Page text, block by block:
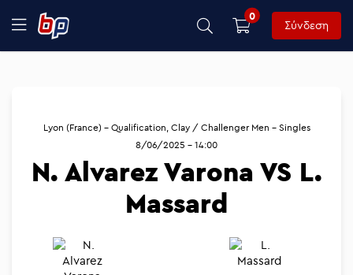
0
Σύνδεση
Lyon (France) - Qualification, Clay / Challenger Men - Singles
8/06/2025 - 14:00
N. Alvarez Varona VS L.
Massard